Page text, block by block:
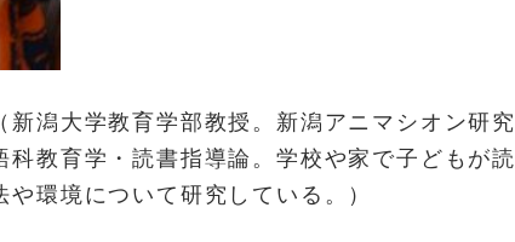
新潟大学教育学部教授。新潟アニマシオン研究
科教育学・読書指導論。学校や家で子どもが読
環境について研究している。）